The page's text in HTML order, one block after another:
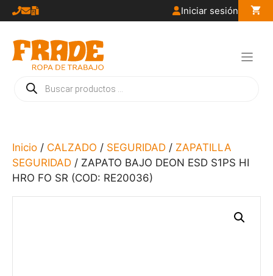
Saltar
al
contenido
Iniciar sesión
Búsqueda
de
Inicio / CALZADO / SEGURIDAD / ZAPATILLA
SEGURIDAD / ZAPATO BAJO DEON ESD S1PS HI
HRO FO SR (COD: RE20036)